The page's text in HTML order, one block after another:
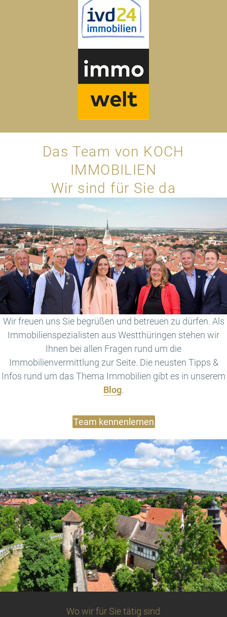
Das Team von KOCH
IMMOBILIEN
Wir sind für Sie da
Wir freuen uns Sie begrüßen und betreuen zu dürfen. Als
Immobilienspezialisten aus Westthüringen stehen wir
Ihnen bei allen Fragen rund um die
Immobilienvermittlung zur Seite. Die neusten Tipps &
Infos rund um das Thema Immobilien gibt es in unserem
Blog.
Team kennenlernen
Wo wir für Sie tätig sind